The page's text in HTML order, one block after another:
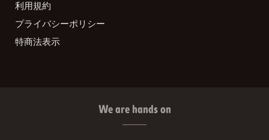
利用規約
プライバシーポリシー
特商法表示
We are hands on